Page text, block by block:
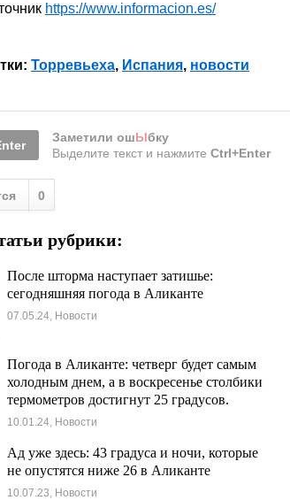
https://www.informacion.es/
Торревьеха, Испания, новости
Заметили ошЫбку
Выделите текст и нажмите Ctrl+Enter
0
рубрики:
После шторма наступает затишье:
сегодняшняя погода в Аликанте
07.05.24, Новости
Погода в Аликанте: четверг будет самым
холодным днем, а в воскресенье столбики
термометров достигнут 25 градусов.
10.01.24, Новости
Ад уже здесь: 43 градуса и ночи, которые
не опустятся ниже 26 в Аликанте
10.07.23, Новости